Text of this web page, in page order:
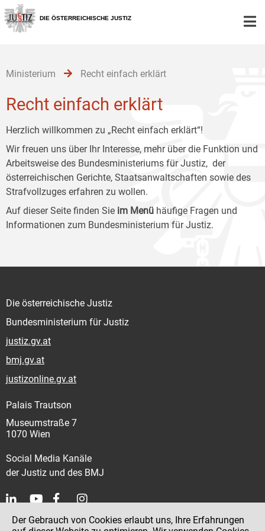
Zur
Hauptnavigation
[1]
Zum
Inhalt
[2]
Zum
Untermenü
[3]
DIE ÖSTERREICHISCHE JUSTIZ
Ministerium Recht einfach erklärt
Recht einfach erklärt
Herzlich willkommen zu „Recht einfach erklärt“!
Wir freuen uns über Ihr Interesse, mehr über die Funktion und
Arbeitsweise des Bundesministeriums für Justiz, der
österreichischen Gerichte, Staatsanwaltschaften sowie des
Strafvollzuges erfahren zu wollen.
Auf dieser Seite finden Sie im Menü häufige Fragen und
Informationen zum Bundesministerium für Justiz.
Die österreichische Justiz
Bundesministerium für Justiz
justiz.gv.at
bmj.gv.at
justizonline.gv.at
Palais Trautson
Museumstraße 7
1070 Wien
Social Media Kanäle
der Justiz und des BMJ
Kontakt
Der Gebrauch von Cookies erlaubt uns, Ihre Erfahrungen